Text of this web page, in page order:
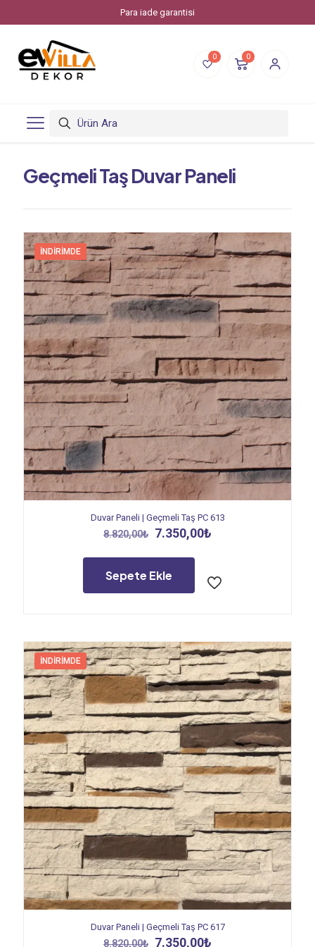
Para iade garantisi
0 0
Geçmeli Taş Duvar Paneli
İNDIRIMDE
Duvar Paneli | Geçmeli Taş PC 613
8.820,00₺ Orijinal
8.820,00₺.
7.350,00₺
Sepete Ekle
İNDIRIMDE
Duvar Paneli | Geçmeli Taş PC 617
8.820,00₺ Orijinal
7.350,00₺